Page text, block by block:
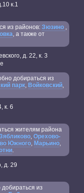
к.1
из районов: Зюзино
, а также от
д. 22, к. 3
добираться из
парк Войковский
к. 6
жителям района
Орехово-
Южного Марьино
д. 29
добираться из